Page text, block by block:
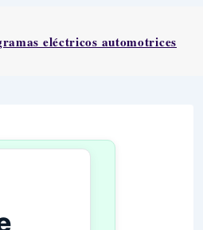
eléctricos automotrices